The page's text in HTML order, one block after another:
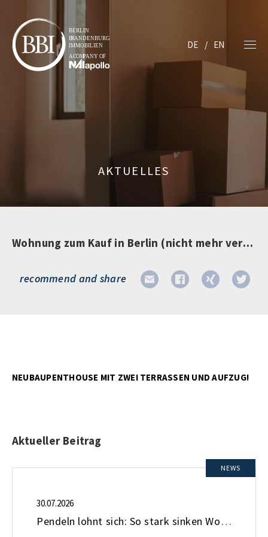
DE EN
AKTUELLES
Wohnung zum Kauf in Berlin (nicht mehr verfügbar)
recommend and share
NEUBAUPENTHOUSE MIT ZWEI TERRASSEN UND AUFZUG!
Aktueller Beitrag
NEWS
30.07.2026
Pendeln lohnt sich: So stark sinken Wohnungspreise im Umland